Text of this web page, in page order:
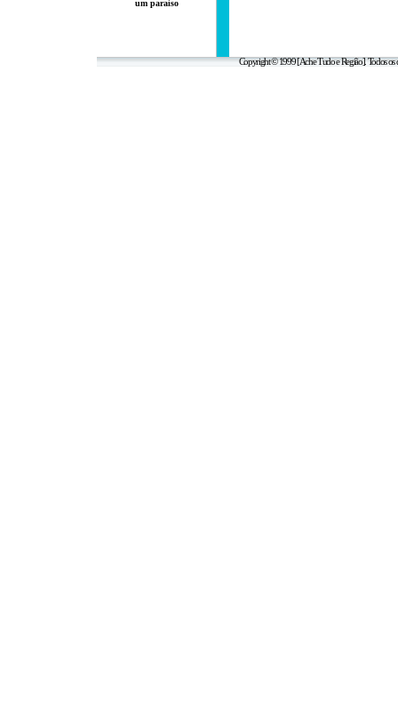
um paraíso
Copyright © 1999 [Ache Tudo e Região]. Todos os